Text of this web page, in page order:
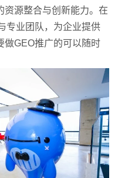
资源整合与创新能力。在
专业团队，为企业提供
做GEO推广的可以随时